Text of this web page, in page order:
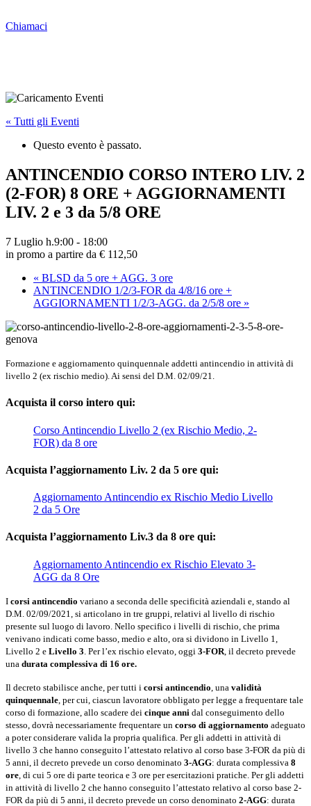
Chiamaci
« Tutti gli Eventi
Questo evento è passato.
ANTINCENDIO CORSO INTERO LIV. 2
(2-FOR) 8 ORE + AGGIORNAMENTI
LIV. 2 e 3 da 5/8 ORE
7 Luglio h.9:00 - 18:00
in promo a partire da € 112,50
« BLSD da 5 ore + AGG. 3 ore
ANTINCENDIO 1/2/3-FOR da 4/8/16 ore +
AGGIORNAMENTI 1/2/3-AGG. da 2/5/8 ore »
Formazione e aggiornamento quinquennale addetti antincendio in attività di
livello 2 (ex rischio medio). Ai sensi del D.M. 02/09/21.
Acquista il corso intero qui:
Corso Antincendio Livello 2 (ex Rischio Medio, 2-
FOR) da 8 ore
Acquista l’aggiornamento Liv. 2 da 5 ore qui:
Aggiornamento Antincendio ex Rischio Medio Livello
2 da 5 Ore
Acquista l’aggiornamento Liv.3 da 8 ore qui:
Aggiornamento Antincendio ex Rischio Elevato 3-
AGG da 8 Ore
I corsi antincendio variano a seconda delle specificità aziendali e, stando al
D.M. 02/09/2021, si articolano in tre gruppi, relativi al livello di rischio
presente sul luogo di lavoro. Nello specifico i livelli di rischio, che prima
venivano indicati come basso, medio e alto, ora si dividono in Livello 1,
Livello 2 e Livello 3 . Per l’ex rischio elevato, oggi 3-FOR , il decreto prevede
una durata complessiva di 16 ore.
Il decreto stabilisce anche, per tutti i corsi antincendio , una validità
quinquennale , per cui, ciascun lavoratore obbligato per legge a frequentare tale
corso di formazione, allo scadere dei cinque anni dal conseguimento dello
stesso, dovrà necessariamente frequentare un corso di aggiornamento adeguato
a poter considerare valida la propria qualifica. Per gli addetti in attività di
livello 3 che hanno conseguito l’attestato relativo al corso base 3-FOR da più di
5 anni, il decreto prevede un corso denominato 3-AGG: durata complessiva 8
ore , di cui 5 ore di parte teorica e 3 ore per esercitazioni pratiche. Per gli addetti
in attività di livello 2 che hanno conseguito l’attestato relativo al corso base 2-
FOR da più di 5 anni, il decreto prevede un corso denominato 2-AGG: durata